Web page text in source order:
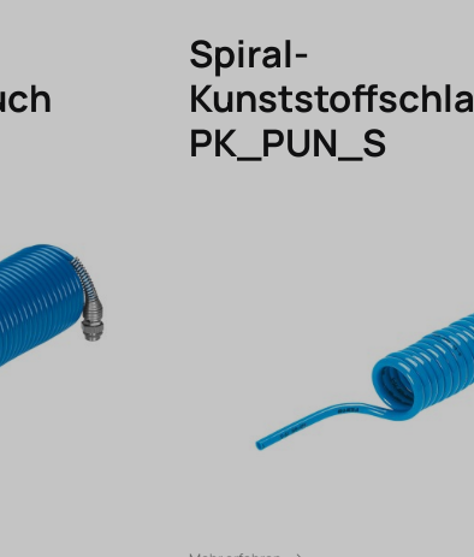
Spiral-
PK_PUN_S